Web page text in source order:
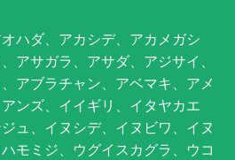
ハダ、アカシデ、アカメガシ
アサガラ、アサダ、アジサイ、
アブラチャン、アベマキ、アメ
ンズ、イイギリ、イタヤカエ
ュ、イヌシデ、イヌビワ、イヌ
モミジ、ウグイスカグラ、ウコ